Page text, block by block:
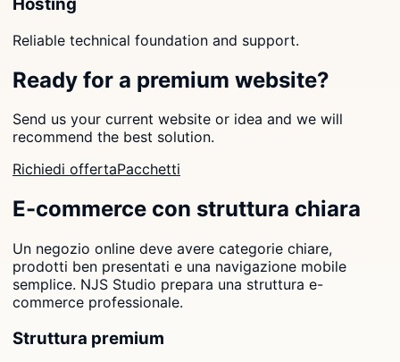
Reliable technical foundation and support.
Ready for a premium website?
Send us your current website or idea and we will
recommend the best solution.
Richiedi offertaPacchetti
E-commerce con struttura chiara
Un negozio online deve avere categorie chiare,
prodotti ben presentati e una navigazione mobile
semplice. NJS Studio prepara una struttura e-
commerce professionale.
Struttura premium